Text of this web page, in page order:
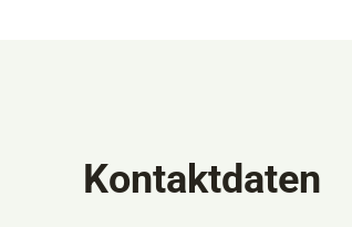
Kontaktdaten